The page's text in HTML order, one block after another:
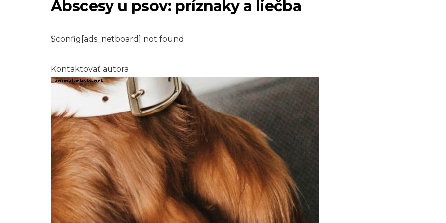
Abscesy u psov: príznaky a liečba
$config[ads_netboard] not found
Kontaktovať autora
PLAZY A OBOJŽIVELNÍKY
Ako sa zbaviť plesní
vo vašom úli
7,2026
HOSPODÁRSKE ZVIERATÁ AKO DOMÁCE
Ako sa starať o
svojho prvého
miláčika